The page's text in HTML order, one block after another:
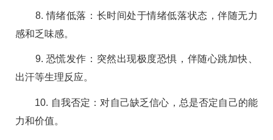
8. 情绪低落：长时间处于情绪低落状态，伴随无力
感和乏味感。
9. 恐慌发作：突然出现极度恐惧，伴随心跳加快、
出汗等生理反应。
10. 自我否定：对自己缺乏信心，总是否定自己的能
力和价值。